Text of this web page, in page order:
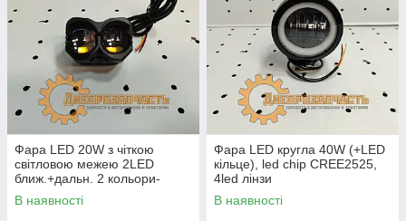
Фара LED 20W з чіткою
світловою межею 2LED
ближ.+дальн. 2 кольори-
біл.+бурштин
В наявності
Фара LED кругла 40W (+LED
кільце), led chip CREE2525,
4led лінзи
В наявності